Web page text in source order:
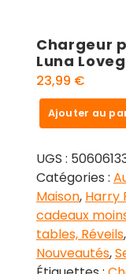
Chargeur
Luna
23,99 €
quantité
de
portative
smartphone
Luna
Lovegood
Ajouter au
UGS :
Catégories :
Maison, Harry
cadeaux
tables, Réveils,
Nouveautés,